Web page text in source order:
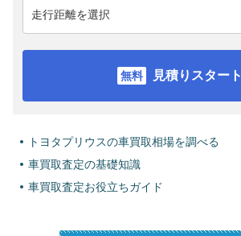
見積りスタート
トヨタプリウスの車買取相場を調べる
車買取査定の基礎知識
車買取査定お役立ちガイド